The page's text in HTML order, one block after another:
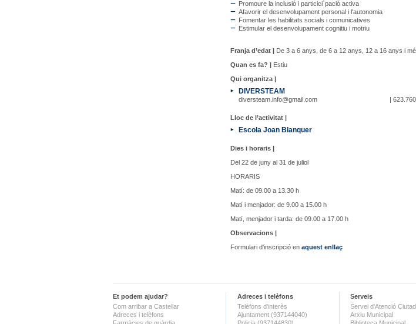
Promoure la inclusió i particici`pació activa
Afavorir el desenvolupament personal i l'autonomia
Fomentar les habilitats socials i comunicatives
Estimular el desenvolupament cognitiu i motriu
Franja d’edat | De 3 a 6 anys, de 6 a 12 anys, 12 a 16 anys i
Quan es fa? | Estiu
Qui organitza |
DIVERSTEAM
diversteam.info@gmail.com |
Lloc de l’activitat |
Escola Joan Blanquer
Dies i horaris |
Del 22 de juny al 31 de juliol
HORARIS
Matí: de 09.00 a 13.30 h
Matí i menjador: de 9.00 a 15.00 h
Matí, menjador i tarda: de 09.00 a 17.00 h
Observacions |
Formulari d'inscripció en aquest enllaç
Et podem ajudar?
Com arribar a Castellar
Adreces i telèfons
Adreces i telèfons
Telèfons d'interès
Ajuntament (937144040)
Serveis
Servei d'Atenció
Arxiu Municipal